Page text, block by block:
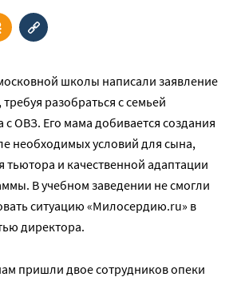
школы написали заявление
разобраться с семьей
с ОВЗ. Его мама добивается создания
необходимых условий для сына,
тьютора и качественной адаптации
В учебном заведении не смогли
ситуацию «Милосердию.ru» в
директора.
пришли двое сотрудников опеки